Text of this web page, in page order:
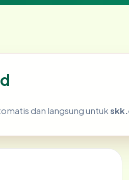
dan langsung untuk